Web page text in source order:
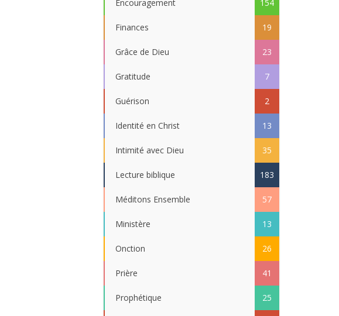
Encouragement 154
Finances 19
Grâce de Dieu 23
Gratitude 7
Guérison 2
Identité en Christ 13
Intimité avec Dieu 35
Lecture biblique 183
Méditons Ensemble 57
Ministère 13
Onction 26
Prière 41
Prophétique 25